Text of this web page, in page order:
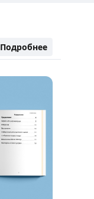
Подробнее